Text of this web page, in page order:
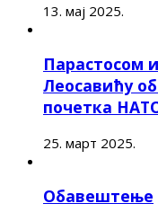
13. мај 2025.
Парастосом
Леосавићу
почетка
25. март 2025.
Обавештење